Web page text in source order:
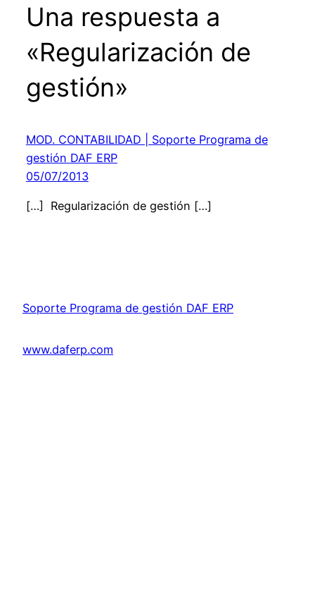
Una respuesta a
«Regularización de
gestión»
MOD. CONTABILIDAD | Soporte Programa de
gestión DAF ERP
05/07/2013
[…] Regularización de gestión […]
Soporte Programa de gestión DAF ERP
www.daferp.com